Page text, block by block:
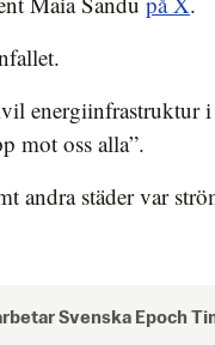
energiinfrastruktur
mot oss alla”.
andra städer var
Svenska Epoch